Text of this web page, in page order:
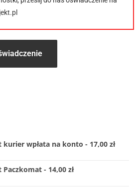
kurier wpłata na konto - 17,00 zł
- 14,00 zł